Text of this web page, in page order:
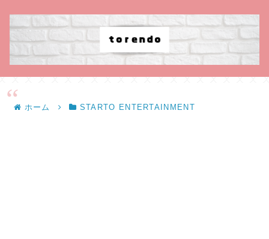
ホーム STARTO ENTERTAINMENT